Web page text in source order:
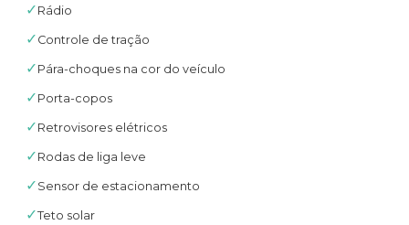
✓ Rádio
✓ Controle de tração
✓ Pára-choques na cor do veículo
✓ Porta-copos
✓ Retrovisores elétricos
✓ Rodas de liga leve
✓ Sensor de estacionamento
✓Teto solar